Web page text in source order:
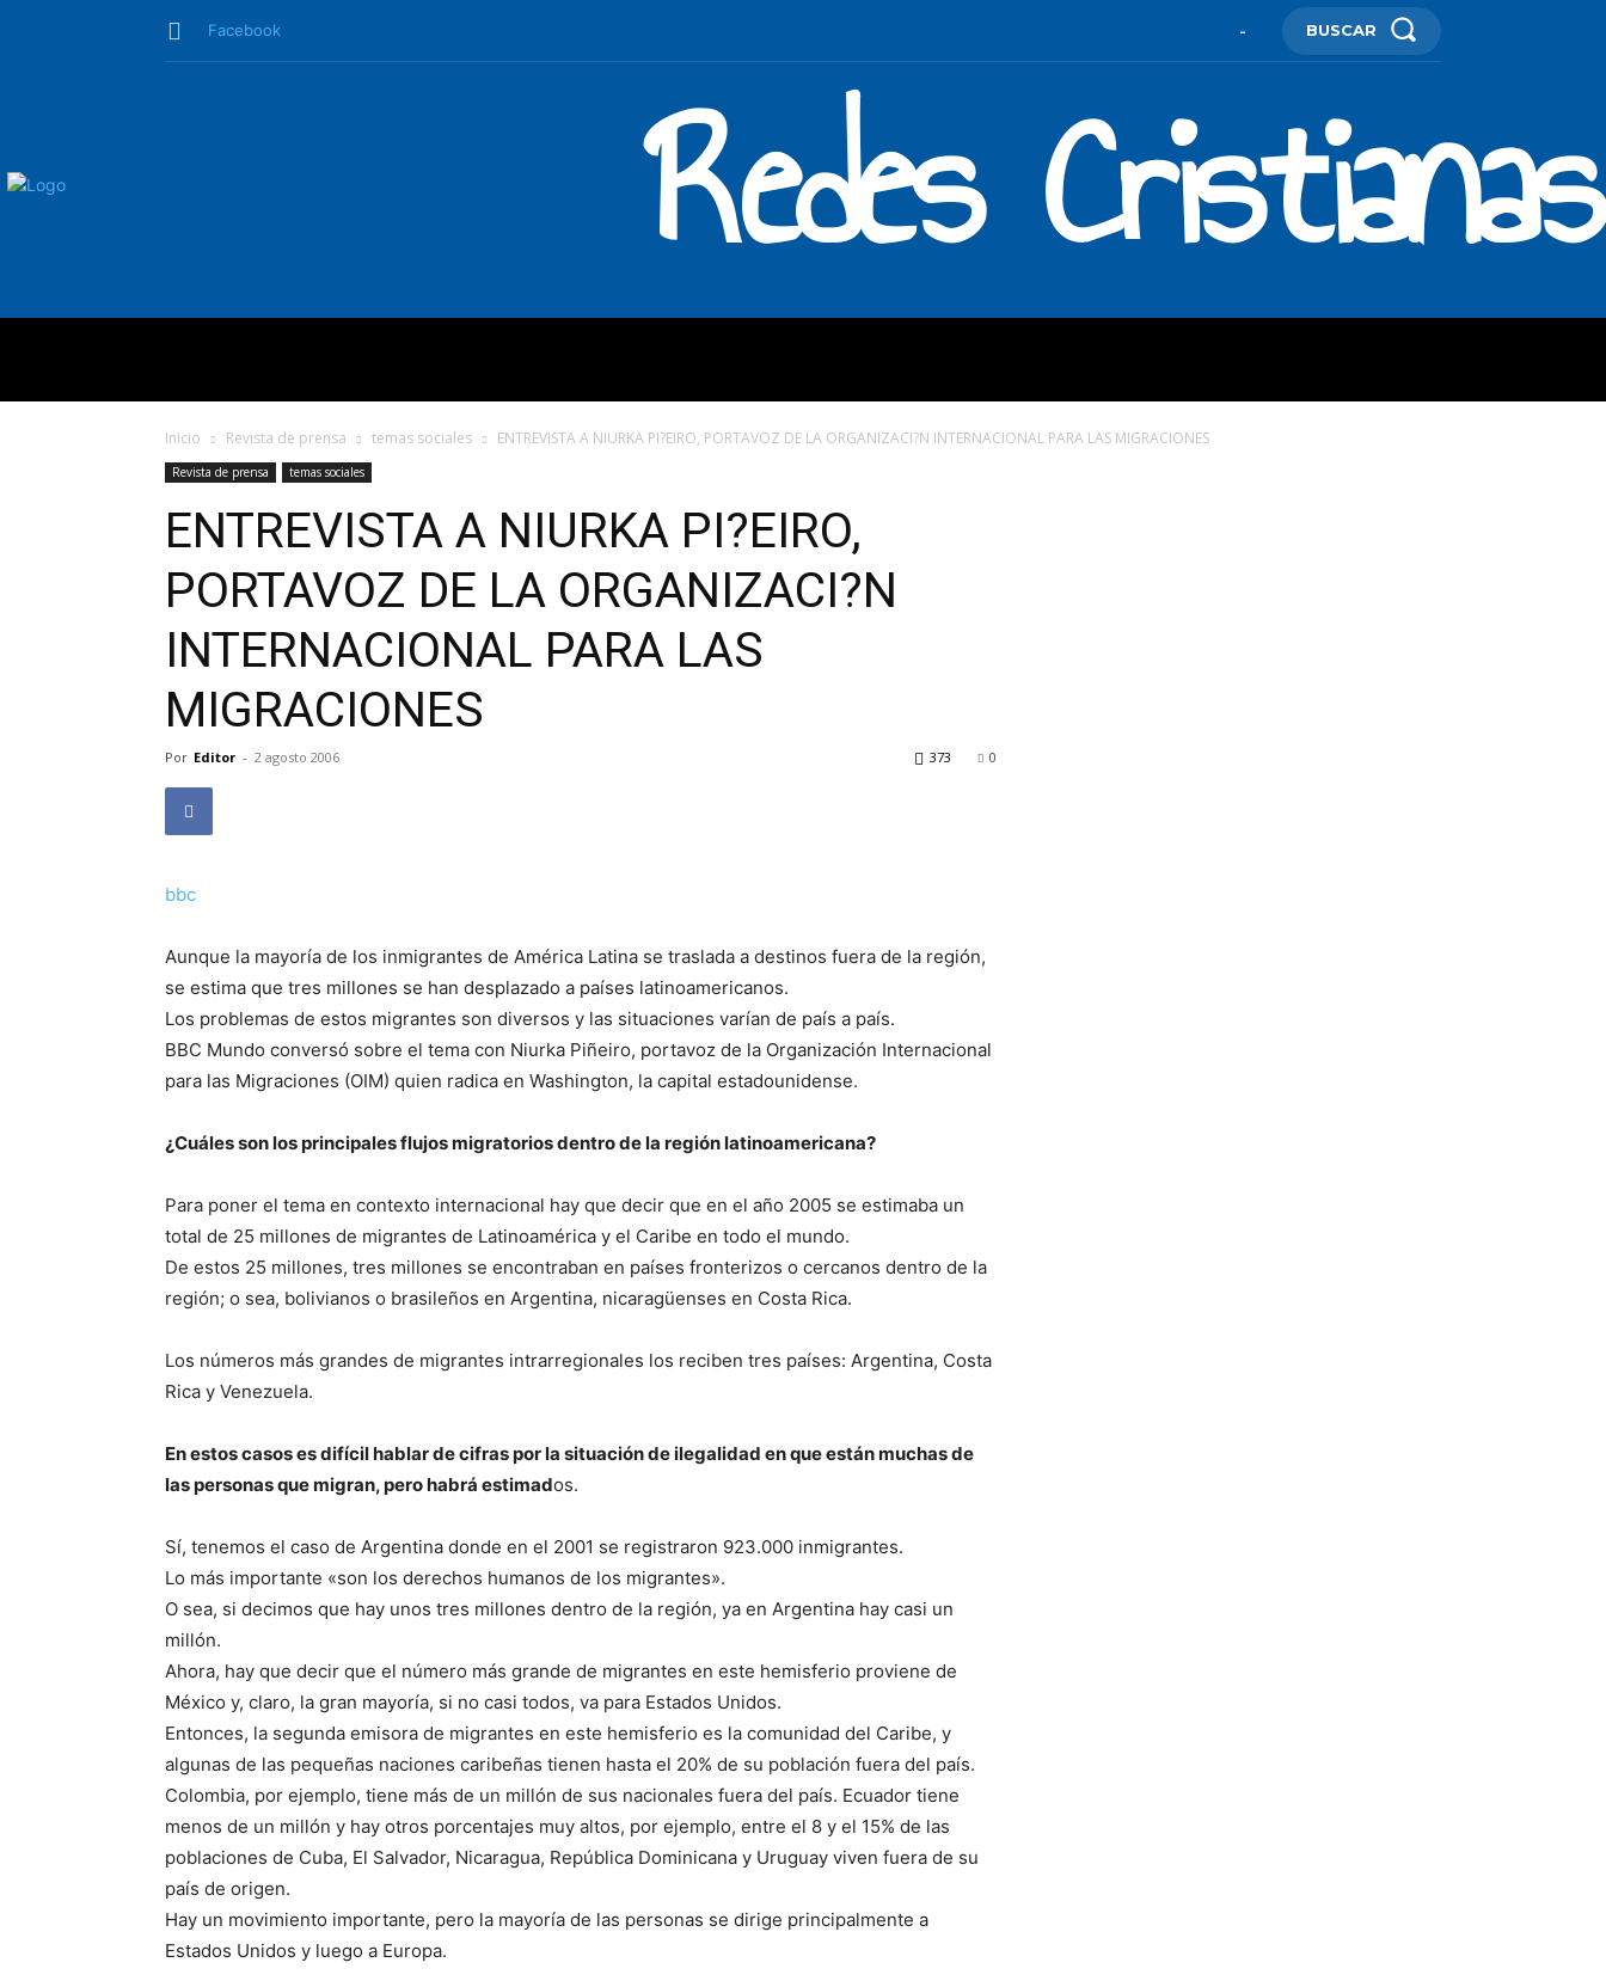
Facebook - BUSCAR
Redes Cristianas
Inicio Revista de prensa temas sociales ENTREVISTA A NIURKA PI?EIRO, PORTAVOZ DE LA ORGANIZACI?N INTERNACIONAL PARA LAS MIGRACIONES
Revista de prensa temas sociales
ENTREVISTA A NIURKA PI?EIRO,
PORTAVOZ DE LA ORGANIZACI?N
INTERNACIONAL PARA LAS
MIGRACIONES
Por Editor - 2 agosto 2006 0
373
bbc
Aunque la mayoría de los inmigrantes de América Latina se traslada a destinos fuera de la región,
se estima que tres millones se han desplazado a países latinoamericanos.
Los problemas de estos migrantes son diversos y las situaciones varían de país a país.
BBC Mundo conversó sobre el tema con Niurka Piñeiro, portavoz de la Organización Internacional
para las Migraciones (OIM) quien radica en Washington, la capital estadounidense.
¿Cuáles son los principales flujos migratorios dentro de la región latinoamericana?
Para poner el tema en contexto internacional hay que decir que en el año 2005 se estimaba un
total de 25 millones de migrantes de Latinoamérica y el Caribe en todo el mundo.
De estos 25 millones, tres millones se encontraban en países fronterizos o cercanos dentro de la
región; o sea, bolivianos o brasileños en Argentina, nicaragüenses en Costa Rica.
Los números más grandes de migrantes intrarregionales los reciben tres países: Argentina, Costa
Rica y Venezuela.
En estos casos es difícil hablar de cifras por la situación de ilegalidad en que están muchas de
las personas que migran, pero habrá estimados.
Sí, tenemos el caso de Argentina donde en el 2001 se registraron 923.000 inmigrantes.
Lo más importante «son los derechos humanos de los migrantes».
O sea, si decimos que hay unos tres millones dentro de la región, ya en Argentina hay casi un
millón.
Ahora, hay que decir que el número más grande de migrantes en este hemisferio proviene de
México y, claro, la gran mayoría, si no casi todos, va para Estados Unidos.
Entonces, la segunda emisora de migrantes en este hemisferio es la comunidad del Caribe, y
algunas de las pequeñas naciones caribeñas tienen hasta el 20% de su población fuera del país.
Colombia, por ejemplo, tiene más de un millón de sus nacionales fuera del país. Ecuador tiene
menos de un millón y hay otros porcentajes muy altos, por ejemplo, entre el 8 y el 15% de las
poblaciones de Cuba, El Salvador, Nicaragua, República Dominicana y Uruguay viven fuera de su
país de origen.
Hay un movimiento importante, pero la mayoría de las personas se dirige principalmente a
Estados Unidos y luego a Europa.